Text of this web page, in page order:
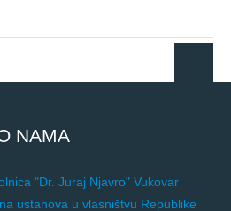
NAMA
"Dr. Juraj Njavro" Vukovar
ustanova u vlasništvu Republike